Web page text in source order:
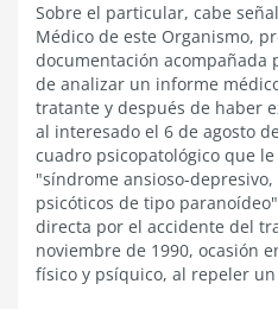
Sobre el particular, cabe
Médico de este Organismo,
documentación acompañada
de analizar un informe
tratante y después de haber
al interesado el 6 de agosto
cuadro psicopatológico que
"síndrome ansioso-
psicóticos de tipo
directa por el accidente del
noviembre de 1990, ocasión
físico y psíquico, al repeler